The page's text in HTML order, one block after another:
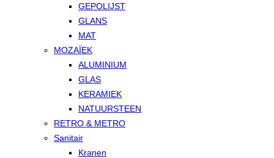
GEPOLIJST
GLANS
MAT
MOZAÏEK
ALUMINIUM
GLAS
KERAMIEK
NATUURSTEEN
RETRO & METRO
Sanitair
Kranen